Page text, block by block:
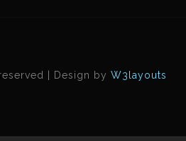
| Design by W3layouts